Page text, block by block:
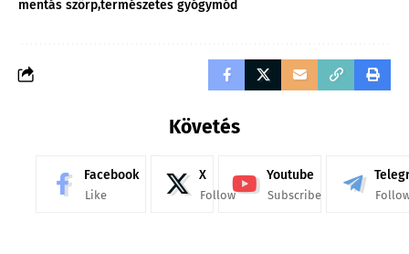
mentás szörptermészetes gyógymód
Követés
Facebook
Like
X
Follow
Youtube
Subscribe